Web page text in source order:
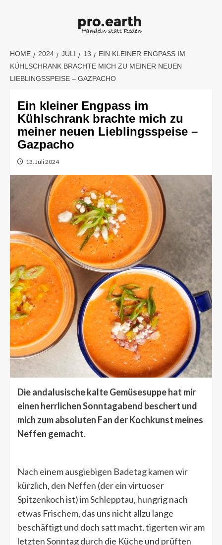
HOME 2024 JULI 13
EIN KLEINER ENGPASS IM
KÜHLSCHRANK BRACHTE MICH ZU MEINER NEUEN
LIEBLINGSSPEISE – GAZPACHO
Ein kleiner Engpass im
Kühlschrank brachte mich zu
meiner neuen Lieblingsspeise –
Gazpacho
13. Juli 2024
Die andalusische kalte Gemüsesuppe hat mir
einen herrlichen Sonntagabend beschert und
mich zum absoluten Fan der Kochkunst meines
Neffen gemacht.
Nach einem ausgiebigen Badetag kamen wir
kürzlich, den Neffen (der ein virtuoser
Spitzenkoch ist) im Schlepptau, hungrig nach
etwas Frischem, das uns nicht allzu lange
beschäftigt und doch satt macht, tigerten wir am
letzten Sonntag durch die Küche und prüften